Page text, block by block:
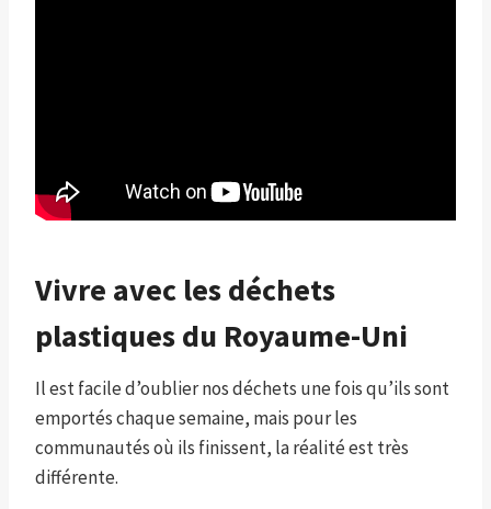
Vivre avec les déchets
plastiques du Royaume-Uni
Il est facile d’oublier nos déchets une fois qu’ils sont
emportés chaque semaine, mais pour les
communautés où ils finissent, la réalité est très
différente.